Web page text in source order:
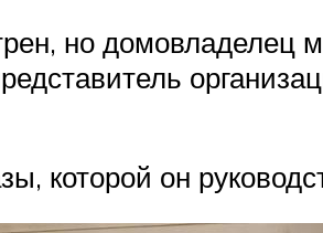
но домовладелец
которой он